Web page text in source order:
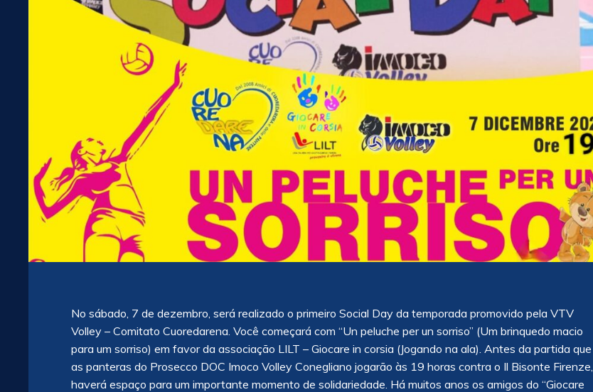
No sábado, 7 de dezembro, será realizado o primeiro Social Day da temporada promovido pela VTV
Volley – Comitato Cuoredarena. Você começará com “Un peluche per un sorriso” (Um brinquedo macio
para um sorriso) em favor da associação LILT – Giocare in corsia (Jogando na ala). Antes da partida que
as panteras do Prosecco DOC Imoco Volley Conegliano jogarão às 19 horas contra o Il Bisonte Firenze,
haverá espaço para um importante momento de solidariedade. Há muitos anos os amigos do “Giocare